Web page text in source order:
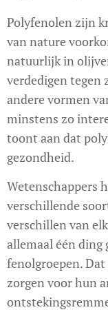
Polyfenolen zijn
van nature
natuurlijk in
verdedigen tegen
andere vormen
minstens zo
toont aan dat
gezondheid.
Wetenschappers
verschillende
verschillen van
allemaal één ding
fenolgroepen.
zorgen voor hun